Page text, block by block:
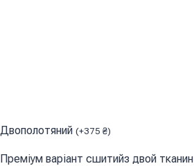
Двополотяний (+375 ₴)
Преміум варіант сшитийз двой тканин